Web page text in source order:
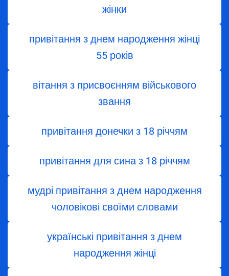
жінки
привітання з днем народження жінці
55 років
вітання з присвоєнням військового
звання
привітання донечки з 18 річчям
привітання для сина з 18 річчям
мудрі привітання з днем народження
чоловікові своїми словами
українські привітання з днем
народження жінці